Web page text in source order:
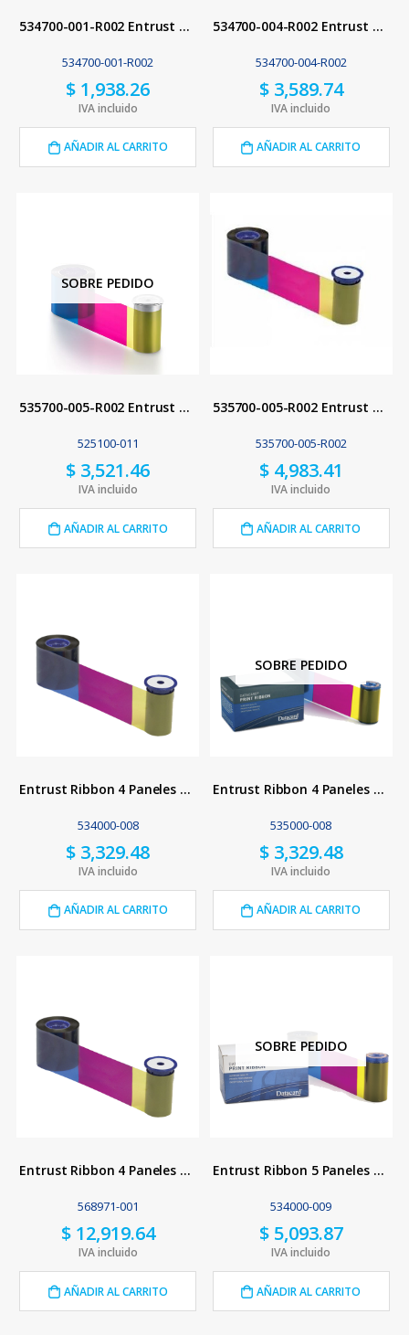
534700-001-R002 Entrust Ribbon 5 Paneles YMCKT Regionalizado
534700-001-R002
$ 1,938.26
IVA incluido
AÑADIR AL CARRITO
534700-004-R002 Entrust Ribbon 5 Paneles YMCKT Regionalizado
534700-004-R002
$3,589.74
IVA incluido
AÑADIR AL CARRITO
SOBRE PEDIDO
535700-005-R002 Entrust Ribbon 7 Paneles YMCKT-KT
525100-011
$ 3,521.46
IVA incluido
AÑADIR AL CARRITO
535700-005-R002 Entrust Ribbon 7 Paneles YMCKT-KT Regionalizado
535700-005-R002
$4,983.41
IVA incluido
AÑADIR AL CARRITO
Entrust Ribbon 4 Paneles YMCK
534000-008
$ 3,329.48
IVA incluido
AÑADIR AL CARRITO
SOBRE PEDIDO
Entrust Ribbon 4 Paneles YMCK
535000-008
$3,329.48
IVA incluido
AÑADIR AL CARRITO
Entrust Ribbon 4 Paneles YMCK
568971-001
$12,919.64
IVA incluido
AÑADIR AL CARRITO
SOBRE PEDIDO
Entrust Ribbon 5 Paneles YMCK-K
534000-009
$5,093.87
IVA incluido
AÑADIR AL CARRITO